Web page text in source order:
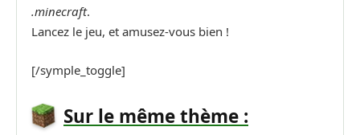
.minecraft.
Lancez le jeu, et amusez-vous bien !
[/symple_toggle]
Sur le même thème :